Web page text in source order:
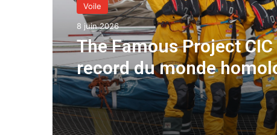
Voile
8 juin 2026
The Famous Project
record du monde
une aventure collective
soutenue par IDEC